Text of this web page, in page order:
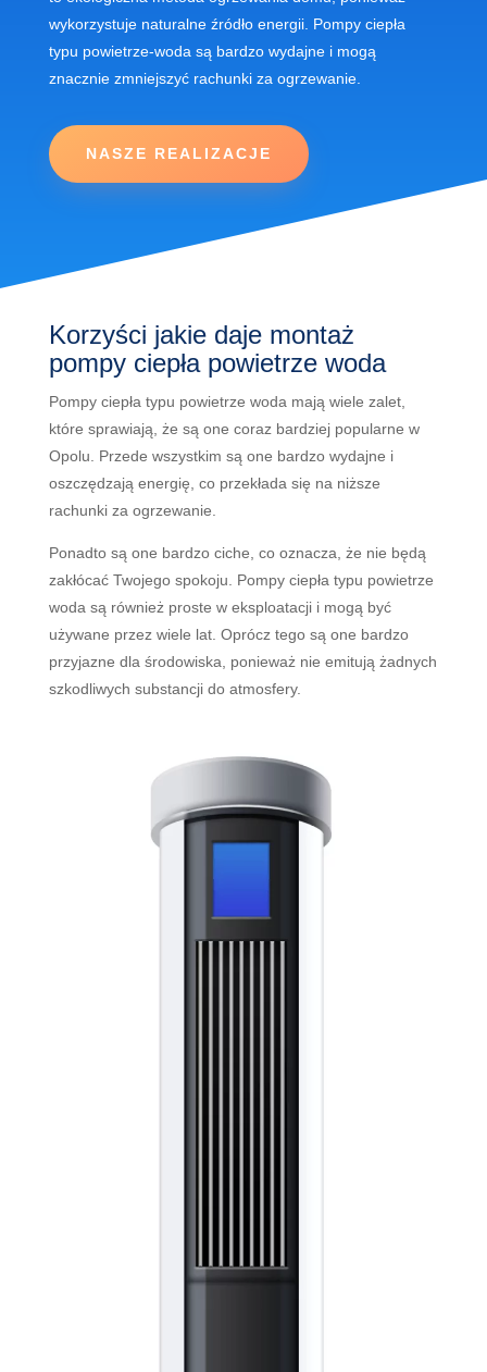
wykorzystujenaturalneźródłoenergii. Pompy ciepła
typu powietrze-woda są bardzo wydajne i mogą
znacznie zmniejszyć rachunki za ogrzewanie.
NASZE REALIZACJE
Korzyści jakie daje montaż
pompy ciepła powietrze woda
Pompyciepłatypu powietrze wodamająwiele zalet,
które sprawiają, że sąone corazbardziejpopularne w
Opolu. Przede wszystkim sąone bardzowydajne i
oszczędzająenergię, coprzekładasię naniższe
rachunkizaogrzewanie.
Ponadtosąone bardzociche, cooznacza, że nie będą
zakłócaćTwojegospokoju. Pompyciepłatypu powietrze
wodasąrównieżproste weksploatacjiimogąbyć
używane przezwiele lat. Oprócztegosąone bardzo
przyjazne dlaśrodowiska, ponieważnie emitujążadnych
szkodliwych substancjidoatmosfery.